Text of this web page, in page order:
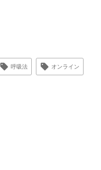
呼吸法 オンライン